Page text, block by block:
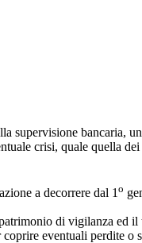
bancaria,
crisi, quale quella
a decorrere dal 1 o
di vigilanza ed
eventuali perdite o